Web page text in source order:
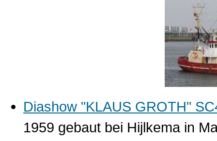
Diashow "KLAUS GROTH"
1959 gebaut bei Hijlkema in